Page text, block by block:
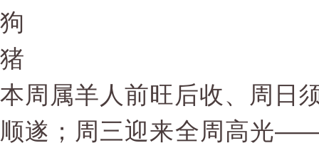
狗
猪
本周属羊人前旺后收、周日
顺遂；周三迎来全周高光